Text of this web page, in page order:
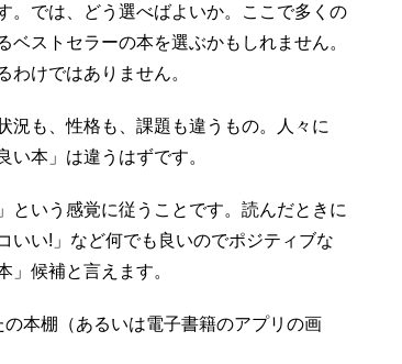
。では、どう選べばよいか。ここで多くの
ストセラーの本を選ぶかもしれません。
わけではありません。
況も、性格も、課題も違うもの。人々に
い本」は違うはずです。
という感覚に従うことです。読んだときに
いい!」など何でも良いのでポジティブな
」候補と言えます。
本棚（あるいは電子書籍のアプリの画